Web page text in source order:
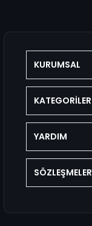
KURUMSAL
KATEGORİLER
YARDIM
SÖZLEŞMELER